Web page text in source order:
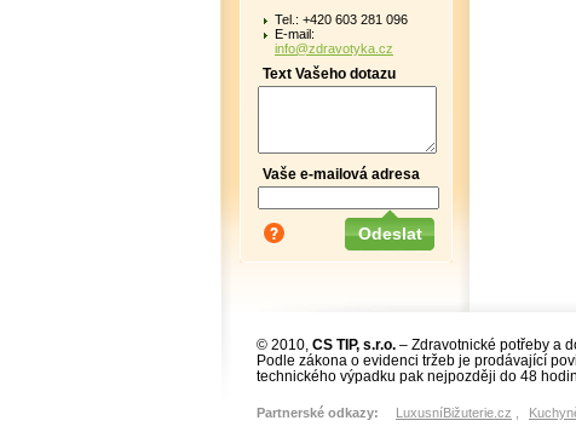
Tel.: +420 603 281 096
E-mail:
info@zdravotyka.cz
Text Vašeho dotazu
Vaše e-mailová adresa
© 2010, CS TIP, s.r.o. – Zdravotnické potřeby a
Podle zákona o evidenci tržeb je prodávající
technického výpadku pak nejpozději do 48 hodin.
Partnerské odkazy: LuxusníBižuterie.cz